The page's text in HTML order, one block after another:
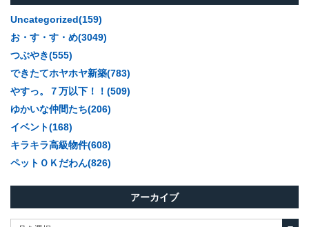
Uncategorized(159)
お・す・す・め(3049)
つぶやき(555)
できたてホヤホヤ新築(783)
やすっ。７万以下！！(509)
ゆかいな仲間たち(206)
イベント(168)
キラキラ高級物件(608)
ペットＯＫだわん(826)
アーカイブ